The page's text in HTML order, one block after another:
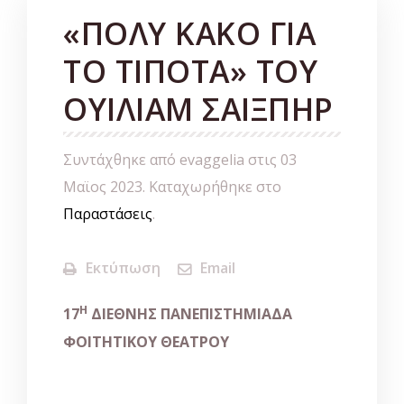
«ΠΟΛΥ ΚΑΚΟ ΓΙΑ
ΤΟ ΤΙΠΟΤΑ» ΤΟΥ
ΟΥΙΛΙΑΜ ΣΑΙΞΠΗΡ
Συντάχθηκε από evaggelia στις 03
Μαϊος 2023. Καταχωρήθηκε στο
Παραστάσεις.
Εκτύπωση Email
17H ΔΙΕΘΝΗΣ ΠΑΝΕΠΙΣΤΗΜΙΑΔΑ
ΦΟΙΤΗΤΙΚΟΥ ΘΕΑΤΡΟΥ